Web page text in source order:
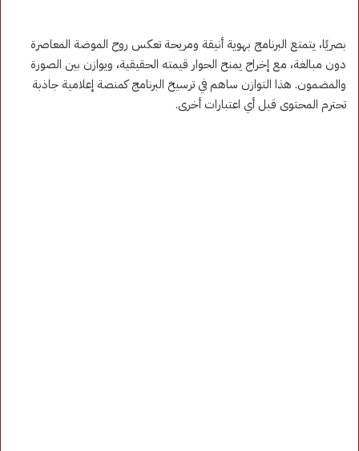
بصريًا، يتمتع البرنامج بهوية أنيقة ومريحة تعكس روح الموضة المعاصرة
دون مبالغة، مع إخراج يمنح الحوار قيمته الحقيقية، ويوازن بين الصورة
والمضمون. هذا التوازن ساهم في ترسيخ البرنامج كمنصة إعلامية جاذبة
تحترم المحتوى قبل أي اعتبارات أخرى.